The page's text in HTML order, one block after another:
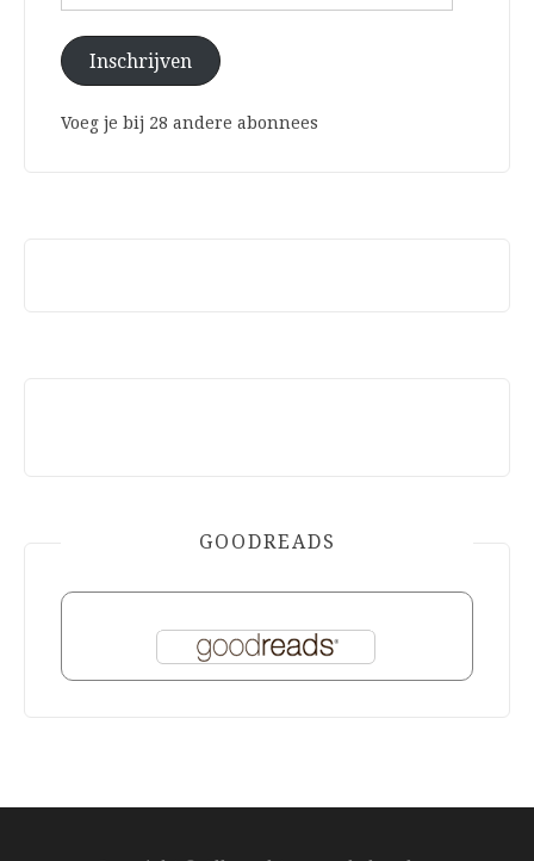
Inschrijven
Voeg je bij 28 andere abonnees
GOODREADS